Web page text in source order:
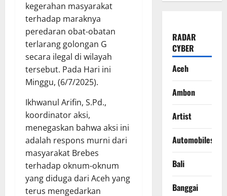
kegerahan masyarakat
terhadap maraknya
peredaran obat-obatan
terlarang golongan G
secara ilegal di wilayah
tersebut. Pada Hari ini
Minggu, (6/7/2025).
Ikhwanul Arifin, S.Pd.,
koordinator aksi,
menegaskan bahwa aksi ini
adalah respons murni dari
masyarakat Brebes
terhadap oknum-oknum
yang diduga dari Aceh yang
terus mengedarkan
RADAR
CYBER
Aceh
Ambon
Artist
Automobiles
Bali
Banggai